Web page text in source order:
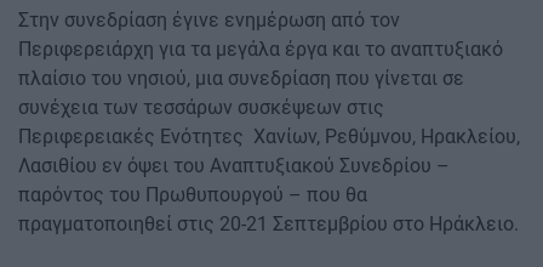
Στην συνεδρίαση έγινε ενημέρωση από τον
Περιφερειάρχη για τα μεγάλα έργα και το αναπτυξιακό
πλαίσιο του νησιού, μια συνεδρίαση που γίνεται σε
συνέχεια των τεσσάρων συσκέψεων στις
Περιφερειακές Ενότητες Χανίων, Ρεθύμνου, Ηρακλείου,
Λασιθίου εν όψει του Αναπτυξιακού Συνεδρίου –
παρόντος του Πρωθυπουργού – που θα
πραγματοποιηθεί στις 20-21 Σεπτεμβρίου στο Ηράκλειο.